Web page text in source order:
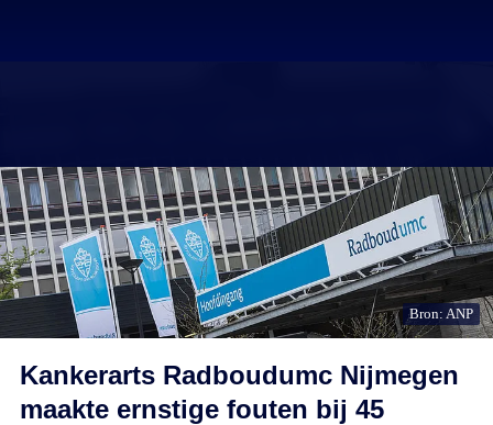
Bron: ANP
Kankerarts Radboudumc Nijmegen
maakte ernstige fouten bij 45